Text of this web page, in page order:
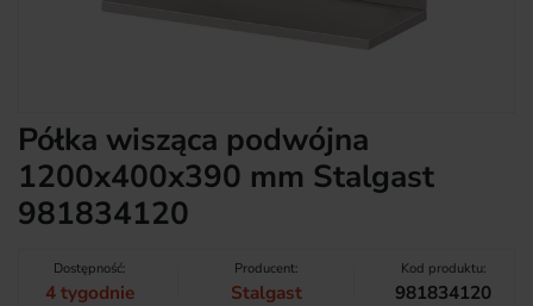
Półka wisząca podwójna
1200x400x390 mm Stalgast
981834120
Dostępność:
4 tygodnie
Producent:
Stalgast
Kod produktu:
981834120